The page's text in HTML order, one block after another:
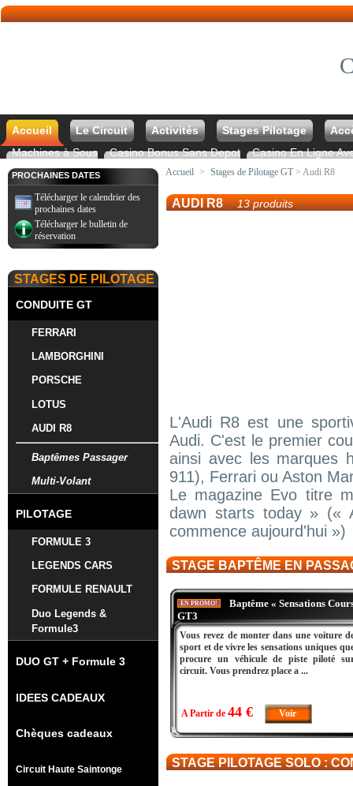
Accueil Le Circuit Activités Stages Pilotage
Machines à Sous
Casino Bonus Sans Depot Casino En Ligne
PROCHAINES DATES
Télécharger le calendrier des
prochaines dates
Télécharger le bulletin de
réservation
STAGES DE PILOTAGE
CONDUITE GT
FERRARI
LAMBORGHINI
PORSCHE
LOTUS
AUDI R8
Baptêmes Passager
Multi-Volant
PILOTAGE
FORMULE 3
LEGENDS CARS
FORMULE RENAULT
Duo Legends &
Formule3
DUO GT + Formule 3
IDEES CADEAUX
Chèques cadeaux
Circuit Haute Saintonge
Accueil > Stages de Pilotage GT > Audi R8
AUDI R8 13 produits
L'Audi R8 est une
Audi. C'est le premier
ainsi avec les marques
911), Ferrari ou Aston
Le magazine Evo titre
dawn starts today » («
commence aujourd'hui »)
STAGE BAPTÊME EN
EN PROMO!
Baptême « Sensations
GT3
Vous revez de monter dans une voiture
sport et de vivre les sensations uniques
procure un véhicule de piste piloté
circuit. Vous prendrez place a ...
A Partir de 44 € Voir
STAGE PILOTAGE SOLO :